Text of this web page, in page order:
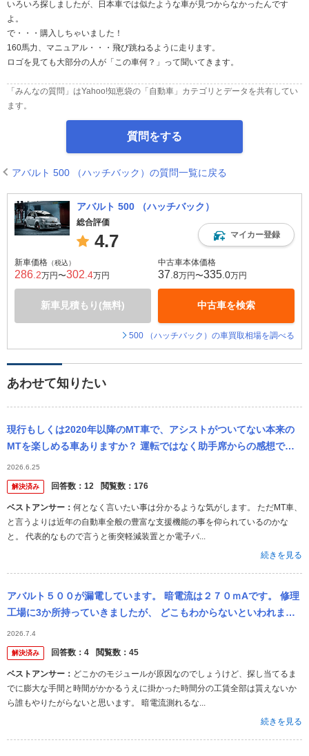
いろいろ探しましたが、日本車では似たような車が見つからなかったんです
よ。
で・・・購入しちゃいました！
160馬力、マニュアル・・・飛び跳ねるように走ります。
ロゴを見ても大部分の人が「この車何？」って聞いてきます。
「みんなの質問」はYahoo!知恵袋の「自動車」カテゴリとデータを共有してい
ます。
質問をする
アバルト 500 （ハッチバック）の質問一覧に戻る
アバルト 500 （ハッチバック）
総合評価
4.7 マイカー登録
新車価格 （税込）
286 .2万円〜302 .4万円
新車見積もり(無料)
中古車本体価格
37 .8万円〜335 .0万円
中古車を検索
500 （ハッチバック）の車買取相場を調べる
あわせて知りたい
現行もしくは2020年以降のMT車で、アシストがついてない本来の
MTを楽しめる車ありますか？ 運転ではなく助手席からの感想です
が、25年前のMT車と現行のMT車では全く挙動が違うというか、今
のM...
2026.6.25
解決済み 回答数： 12 閲覧数： 176
ベストアンサー： 何となく言いたい事は分かるような気がします。 ただMT車、
と言うよりは近年の自動車全般の豊富な支援機能の事を仰られているのかな
と。 代表的なもので言うと衝突軽減装置とか電子パ...
続きを見る
アバルト５００が漏電しています。 暗電流は２７０ｍAです。 修理
工場に3か所持っていきましたが、 どこもわからないといわれまし
た。 どうすればよいでしょうか？ 困っています。
2026.7.4
解決済み 回答数： 4 閲覧数： 45
ベストアンサー： どこかのモジュールが原因なのでしょうけど、探し当てるま
でに膨大な手間と時間がかかるうえに掛かった時間分の工賃全部は貰えないか
ら誰もやりたがらないと思います。 暗電流測れるな...
続きを見る